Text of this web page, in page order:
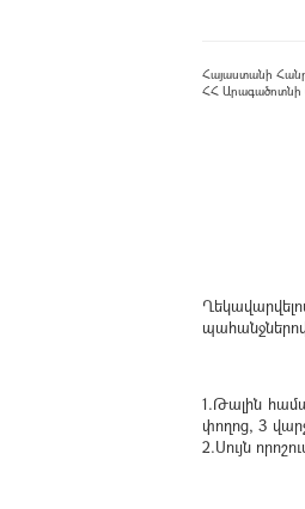
Հայաստանի
ՀՀ Արագածոտնի
1.Թալին
փողոց, 3
2.Սույն